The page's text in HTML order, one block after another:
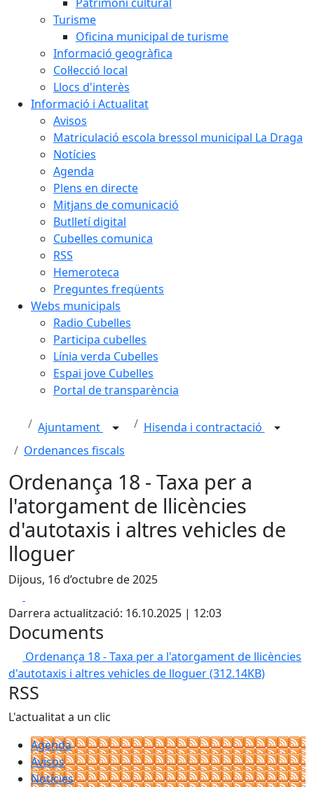
Turisme
Oficina municipal de turisme
Informació geogràfica
Col·lecció local
Llocs d'interès
Informació i Actualitat
Avisos
Matriculació escola bressol municipal La Draga
Notícies
Agenda
Plens en directe
Mitjans de comunicació
Butlletí digital
Cubelles comunica
RSS
Hemeroteca
Preguntes freqüents
Webs municipals
Radio Cubelles
Participa cubelles
Línia verda Cubelles
Espai jove Cubelles
Portal de transparència
Ajuntament
Hisenda i contractació
Ordenances fiscals
Ordenança 18 - Taxa per a
l'atorgament de llicències
d'autotaxis i altres vehicles de
lloguer
Dijous, 16 d’octubre de 2025
Darrera actualització: 16.10.2025 | 12:03
Documents
Ordenança 18 - Taxa per a l'atorgament de llicències
d'autotaxis i altres vehicles de lloguer(312.14KB)
RSS
L'actualitat a un clic
Agenda
Avisos
Notícies